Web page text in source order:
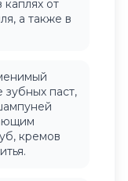
каплях от
а также в
зубных паст,
кремов